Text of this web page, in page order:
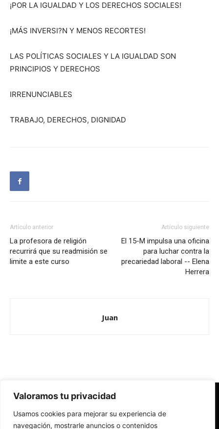
Valoramos tu privacidad
Usamos cookies para mejorar su experiencia de
navegación, mostrarle anuncios o contenidos
¡POR LA IGUALDAD Y LOS DERECHOS SOCIALES!
¡MÁS INVERSI?N Y MENOS RECORTES!
LAS POLÍTICAS SOCIALES Y LA IGUALDAD SON
PRINCIPIOS Y DERECHOS
IRRENUNCIABLES
TRABAJO, DERECHOS, DIGNIDAD
Artículo anterior
La profesora de religión
recurrirá que su readmisión se
limite a este curso
Artículo siguiente
El 15-M impulsa una oficina
para luchar contra la
precariedad laboral -- Elena
Herrera
Juan
Redes Cristianas
Una mirada alternativa sobre la Iglesia católica y la sociedad
- Colectivos de Redes Cristianas